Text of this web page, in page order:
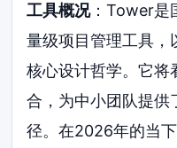
工具概况：Tower是
量级项目管理工具，
核心设计哲学。它将
合，为中小团队提供
径。在2026年的当